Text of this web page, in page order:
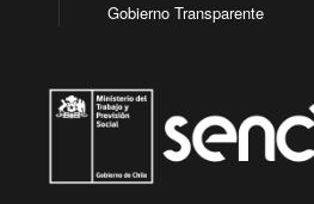
Gobierno Transparente